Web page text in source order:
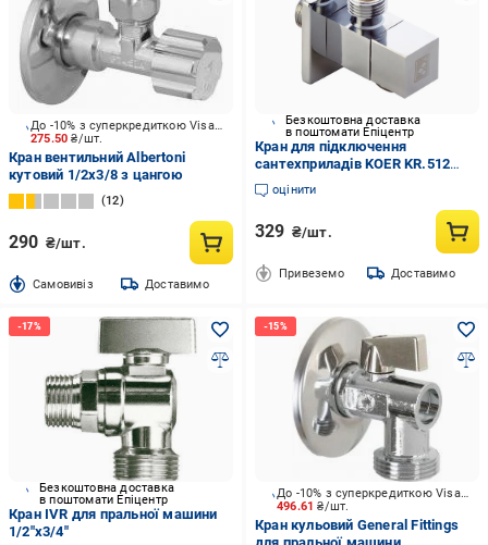
275.50₴/шт.
До -10% з суперкредиткою Visa Вигода
Кран вентильний Albertoni
кутовий 1/2х3/8 з цангою
12
290 ₴/шт.
Cамовивіз Доставимо
Безкоштовна доставка
в поштомати Епіцентр
Кран для підключення
сантехприладів KOER KR.512
1/2x1/2" (KR0008)
оцінити
329 ₴/шт.
Привеземо Доставимо
Безкоштовна доставка
в поштомати Епіцентр
Кран IVR для пральної машини
1/2"х3/4"
496.61₴/шт.
До -10% з суперкредиткою Visa Вигода
Кран кульовий General Fittings